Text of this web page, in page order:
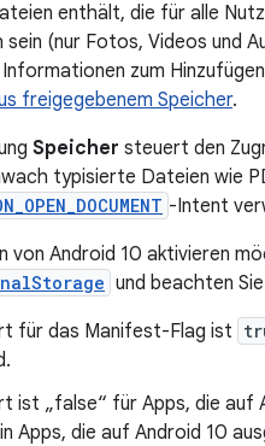
enthält, die für alle
(nur Fotos, Videos und
zum
freigegebenem Speicher.
Speicher steuert den
typisierte Dateien wie
-Intent
von Android 10 aktivieren
und beachten
für das Manifest-Flag ist
ist „false“ für Apps, die auf
Apps, die auf Android 10